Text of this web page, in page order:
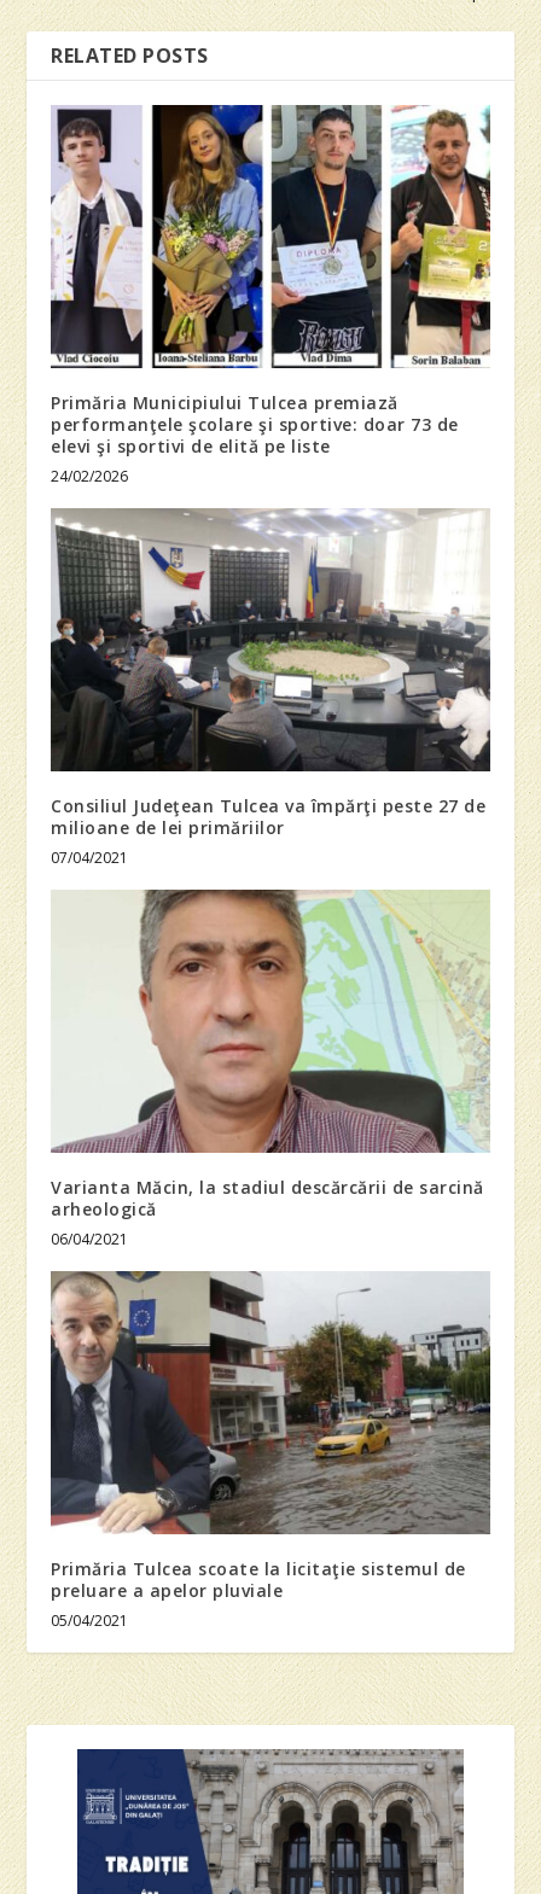
RELATED POSTS
Primăria Municipiului Tulcea premiază
performanţele şcolare şi sportive: doar 73 de
elevi şi sportivi de elită pe liste
24/02/2026
Consiliul Judeţean Tulcea va împărţi peste 27 de
milioane de lei primăriilor
07/04/2021
Varianta Măcin, la stadiul descărcării de sarcină
arheologică
06/04/2021
Primăria Tulcea scoate la licitaţie sistemul de
preluare a apelor pluviale
05/04/2021